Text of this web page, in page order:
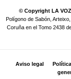
© Copyright LA
Polígono de Sabón,
Coruña en el Tomo 2438
Aviso legal